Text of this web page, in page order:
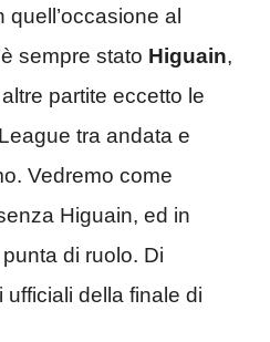
quell’occasione al
sempre stato Higuain,
partite eccetto le
tra andata e
Vedremo come
Higuain, ed in
di ruolo. Di
della finale di